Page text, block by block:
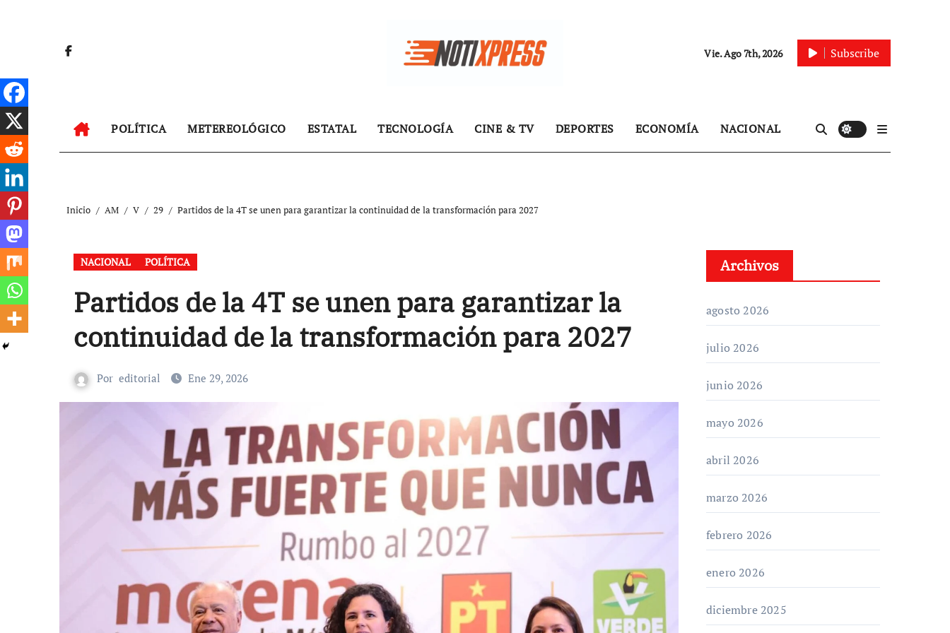
Vie. Ago 7th, 2026 Subscribe
POLÍTICA METEREOLÓGICO ESTATAL TECNOLOGÍA CINE & TV DEPORTES ECONOMÍA NACIONAL
Inicio AM V 29 Partidos de la 4T se unen para garantizar la continuidad de la transformación para 2027
NACIONAL POLÍTICA
Partidos de la 4T se unen para garantizar la
continuidad de la transformación para 2027
Por editorial Ene 29, 2026
Archivos
agosto 2026
julio 2026
junio 2026
mayo 2026
abril 2026
marzo 2026
febrero 2026
enero 2026
diciembre 2025